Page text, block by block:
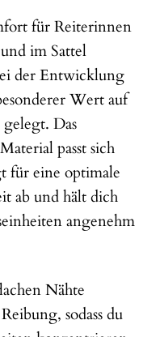
für Reiterinnen
im Sattel
der Entwicklung
Wert auf
Das
passt sich
für eine optimale
ab und hält dich
angenehm
Nähte
sodass du